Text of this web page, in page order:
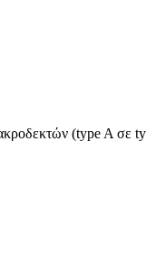
(type A